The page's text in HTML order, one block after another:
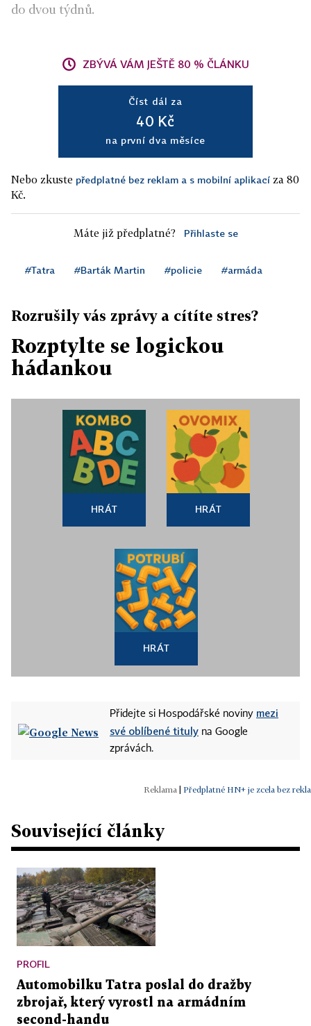
do dvou týdnů.
ZBÝVÁ VÁM JEŠTĚ 80 % ČLÁNKU
Číst dál za
40 Kč
na první dva měsíce
Nebo zkuste předplatné bez reklam a s mobilní aplikací za 80
Kč.
Máte již předplatné? Přihlaste se
#Tatra #Barták Martin #policie #armáda
Rozrušily vás zprávy a cítíte stres?
Rozptylte se logickou
hádankou
HRÁT HRÁT
HRÁT
Přidejte si Hospodářské noviny mezi
své oblíbené tituly na Google
zprávách.
Předplatné HN+ je zcela bez
Související články
PROFIL
Automobilku Tatra poslal do dražby
zbrojař, který vyrostl na armádním
second-handu